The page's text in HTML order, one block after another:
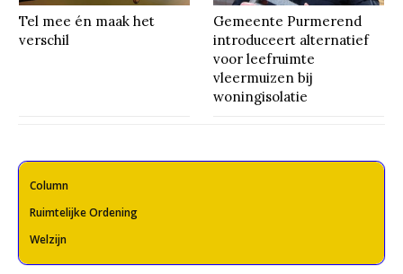
Tel mee én maak het
verschil
Gemeente Purmerend
introduceert alternatief
voor leefruimte
vleermuizen bij
woningisolatie
Column
Ruimtelijke Ordening
Welzijn